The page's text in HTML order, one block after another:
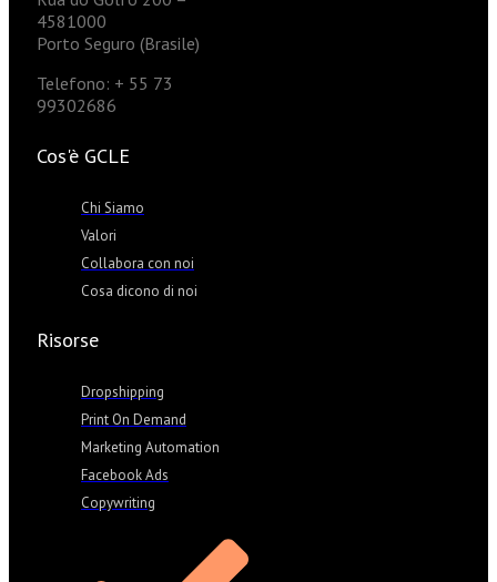
4581000
Porto Seguro (Brasile)
Telefono: + 55 73
99302686
Cos'è GCLE
Chi Siamo
Valori
Collabora con noi
Cosa dicono di noi
Risorse
Dropshipping
Print On Demand
Marketing Automation
Facebook Ads
Copywriting